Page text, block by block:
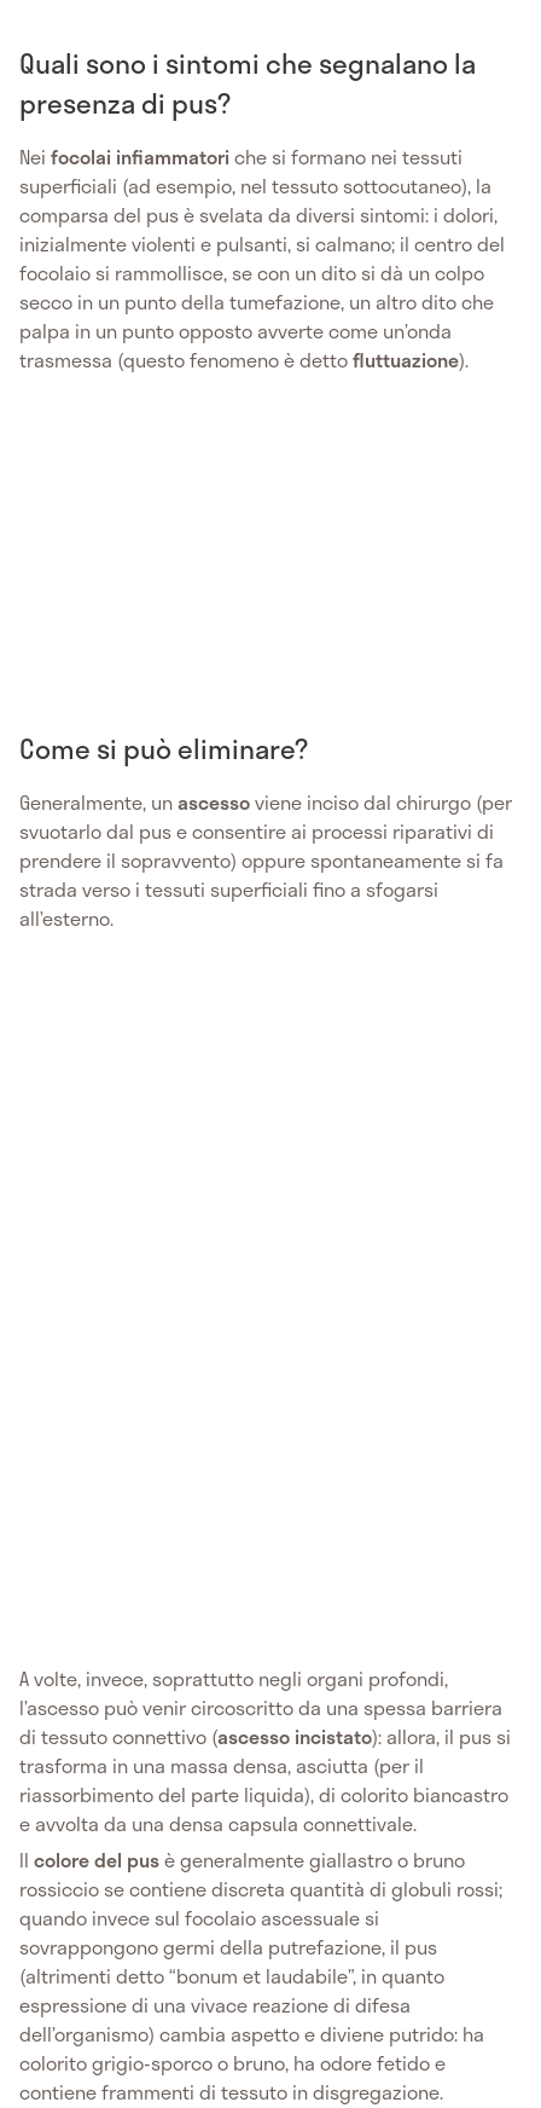
Quali sono i sintomi che segnalano la
presenza di pus?
Nei focolai infiammatoriche si formano nei tessuti
superficiali (ad esempio, nel tessuto sottocutaneo), la
comparsa del pus è svelata da diversi sintomi: i dolori,
inizialmente violenti e pulsanti, si calmano; il centro del
focolaio si rammollisce, se con un dito si dà un colpo
secco in un punto della tumefazione, un altro dito che
palpa in un punto opposto avverte come un’onda
trasmessa (questo fenomeno è dettofluttuazione).
Come si può eliminare?
Generalmente, unascessoviene inciso dal chirurgo (per
svuotarlo dal pus e consentire ai processi riparativi di
prendere il sopravvento) oppure spontaneamente si fa
strada verso i tessuti superficiali fino a sfogarsi
all’esterno.
A volte, invece, soprattutto negli organi profondi,
l’ascesso può venir circoscritto da una spessa barriera
di tessuto connettivo (ascesso incistato): allora, il pus si
trasforma in una massa densa, asciutta (per il
riassorbimento del parte liquida), di colorito biancastro
e avvolta da una densa capsula connettivale.
Il colore del pusè generalmente giallastro o bruno
rossiccio se contiene discreta quantità di globuli rossi;
quando invece sul focolaio ascessuale si
sovrappongono germi della putrefazione, il pus
(altrimenti detto “bonum et laudabile”, in quanto
espressione di una vivace reazione di difesa
dell’organismo) cambia aspetto e diviene putrido: ha
colorito grigio-sporco o bruno, ha odore fetido e
contiene frammenti di tessuto in disgregazione.